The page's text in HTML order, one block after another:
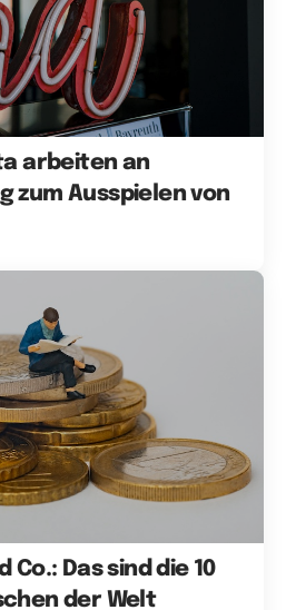
arbeiten an
zum Ausspielen von
Co.: Das sind die 10
der Welt